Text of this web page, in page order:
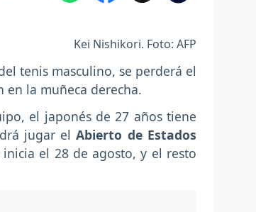
Kei Nishikori. Foto: AFP
tenis masculino, se perderá el
en la muñeca derecha.
el japonés de 27 años tiene
jugar elAbierto de Estados
el 28 de agosto, y el resto